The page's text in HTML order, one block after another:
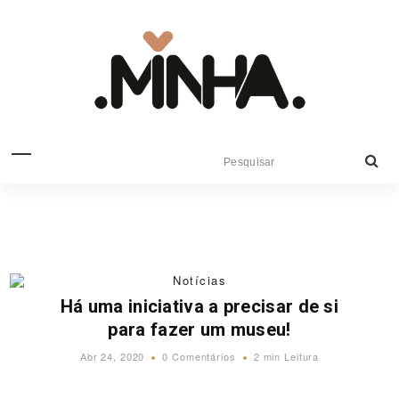
Notícias
Há uma iniciativa a precisar de si
para fazer um museu!
Abr 24, 2020 0 Comentários 2 min Leitura